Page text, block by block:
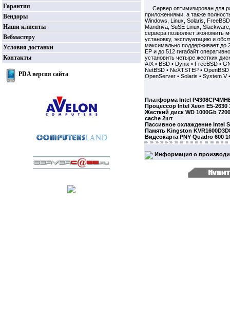
Гарантия
Вендоры
Наши клиенты
Вебмастеру
Условия доставки
Контакты
PDA версия сайта
Сервер оптимизирован для
приложениями, а также
Windows, Linux, Solaris,
Mandriva, SuSE Linux,
сервера позволяет экономить
установку, эксплуатацию и
максимально поддерживает до
EP и до 512 гигабайт
установить четыре жестких
AIX • BSD • Dynix • FreeBSD •
NetBSD • NeXTSTEP •
OpenServer • Solaris • System V
Платформа Intel
Процессор Intel Xeon E5-2630
Жесткий диск WD 1000Gb
cache 2шт
Пассивное охлаждение Intel
Память Kingston
Видеокарта PNY Quadro 600
Информация о